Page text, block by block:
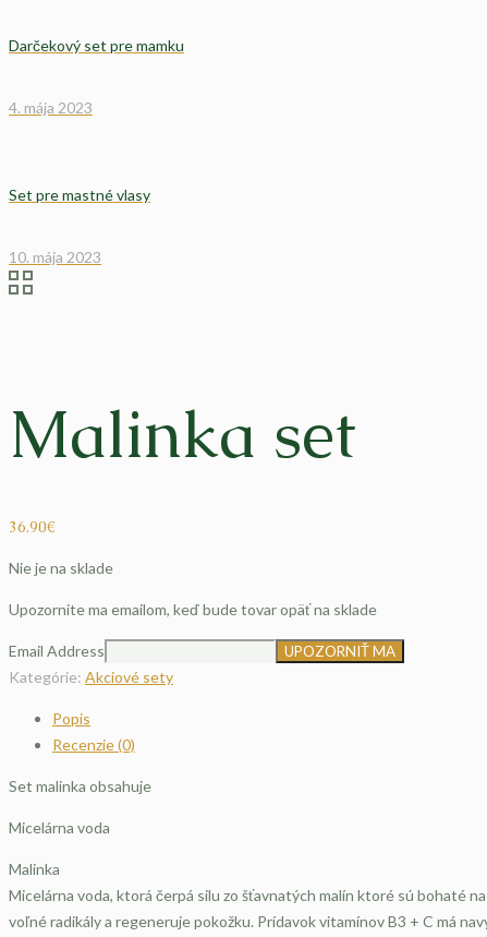
Darčekový set pre mamku
4. mája 2023
Set pre mastné vlasy
10. mája 2023
Malinka set
36.90€
Nie je na sklade
Upozornite ma emailom, keď bude tovar opäť na sklade
Email Address
Kategórie: Akciové sety
Popis
Recenzie (0)
Set malinka obsahuje
Micelárna voda
Malinka
Micelárna voda, ktorá čerpá silu zo šťavnatých malín ktoré sú bohaté
voľné radikály a regeneruje pokožku. Prídavok vitamínov B3 + C má